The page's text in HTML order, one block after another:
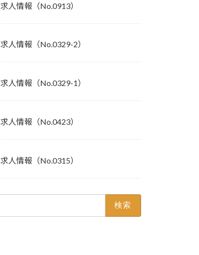
求人情報（No.0913）
求人情報（No.0329-2）
求人情報（No.0329-1）
求人情報（No.0423）
求人情報（No.0315）